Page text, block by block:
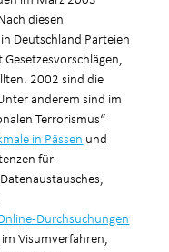
diesen
Deutschland Parteien
2002 sind die
anderem sind im
Terrorismus“
in Pässen und
für
Durchsuchungen
Visumverfahren,